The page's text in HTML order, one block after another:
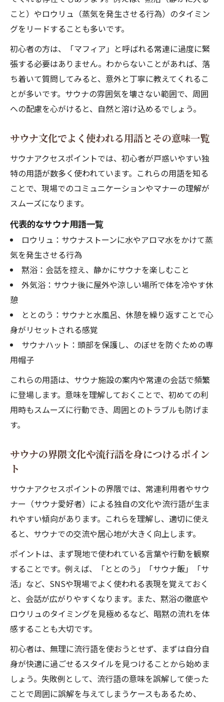
こと）やロウリュ（蒸気を発生させる行為）のタイミン
グをリードすることも多いです。
初心者の方は、「マフィア」と呼ばれる常連に過度に緊
張する必要はありません。わからないことがあれば、落
ち着いて質問してみると、意外と丁寧に教えてくれるこ
とが多いです。サウナの雰囲気を壊さない範囲で、周囲
への配慮を心がけると、自然と溶け込めるでしょう。
サウナ文化でよく使われる用語とその意味一覧
サウナアクセスポイントでは、初心者が戸惑いやすい独
特の用語が数多く使われています。これらの用語を知る
ことで、現場でのコミュニケーションやマナーの理解が
スムーズになります。
代表的なサウナ用語一覧
ロウリュ：サウナストーンに水やアロマ水をかけて蒸
気を発生させる行為
黙浴：会話を控え、静かにサウナを楽しむこと
外気浴：サウナ後に屋外や涼しい場所で体を冷やす休
憩
ととのう：サウナと水風呂、休憩を繰り返すことで心
身がリセットされる感覚
サウナハット：頭部を保護し、のぼせを防ぐための専
用帽子
これらの用語は、サウナ施設の案内や常連の会話で頻繁
に登場します。意味を理解しておくことで、初めての利
用時もスムーズに行動でき、周囲とのトラブルも防げま
す。
サウナの界隈文化や流行語を身につけるポイン
ト
サウナアクセスポイントの界隈では、常連利用者やサウ
ナー（サウナ愛好者）による独自の文化や流行語が生ま
れやすい傾向があります。これらを理解し、適切に使え
ると、サウナでの交流や居心地が大きく向上します。
ポイントは、まず現地で使われている言葉や行動を観察
することです。例えば、「ととのう」「サウナ飯」「サ
活」など、SNSや現場でよく使われる表現を覚えておく
と、会話が広がりやすくなります。また、黙浴の徹底や
ロウリュのタイミングを見極めるなど、暗黙の流れを体
感することも大切です。
初心者は、無理に流行語を使おうとせず、まずは自分自
身が快適に過ごせるスタイルを見つけることから始めま
しょう。失敗例として、流行語の意味を誤解して使った
ことで周囲に誤解を与えてしまうケースもあるため、